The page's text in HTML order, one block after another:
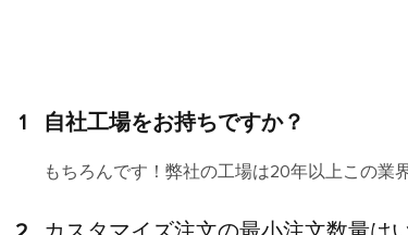
1 自社工場をお持ちですか？
もちろんです！弊社の工場は20年以上この業